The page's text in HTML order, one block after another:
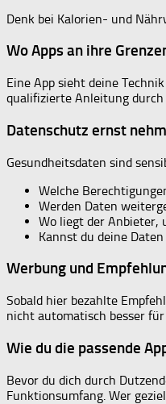
Denk bei Kalorien- und
Wo Apps an ihre
Eine App sieht deine
qualifizierte Anleitung durch
Datenschutz ernst
Gesundheitsdaten sind
Welche
Werden Daten
Wo liegt der Anbieter,
Kannst du deine
Werbung und
Sobald hier bezahlte
nicht automatisch besser
Wie du die passende
Bevor du dich durch
Funktionsumfang. Wer